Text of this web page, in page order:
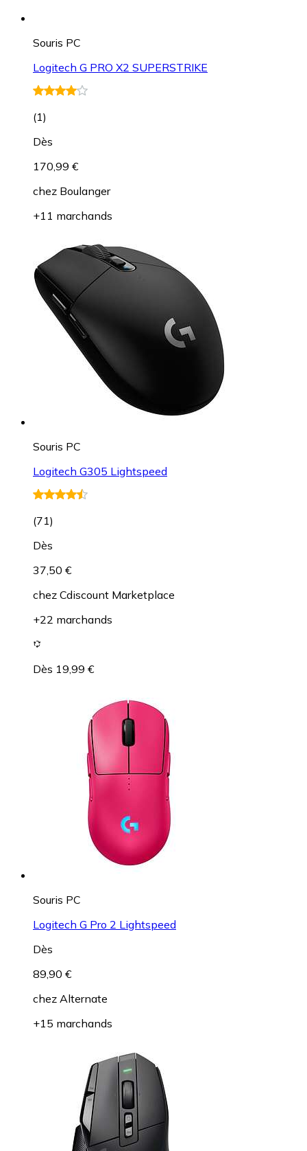
Souris PC
Logitech G PRO X2 SUPERSTRIKE
(1)
Dès
170,99 €
chez Boulanger
+11 marchands
Souris PC
Logitech G305 Lightspeed
(71)
Dès
37,50 €
chez Cdiscount Marketplace
+22 marchands
Dès 19,99 €
Souris PC
Logitech G Pro 2 Lightspeed
Dès
89,90 €
chez Alternate
+15 marchands